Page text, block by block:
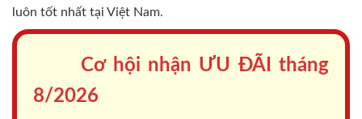
luôn tốt nhất tại Việt Nam.
Cơ hội nhận ƯU ĐÃI tháng
8/2026